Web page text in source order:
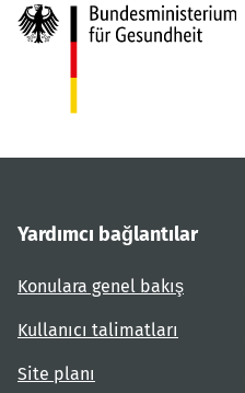
Yardımcı bağlantılar
Konulara genel bakış
Kullanıcı talimatları
Site planı